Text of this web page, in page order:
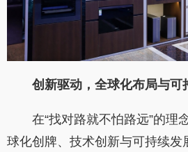
创新驱动，全球化布局与可
在“找对路就不怕路远”的理
球化创牌、技术创新与可持续发